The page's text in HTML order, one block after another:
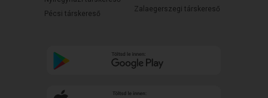
Pécsi társkereső
Zalaegerszegi társkereső